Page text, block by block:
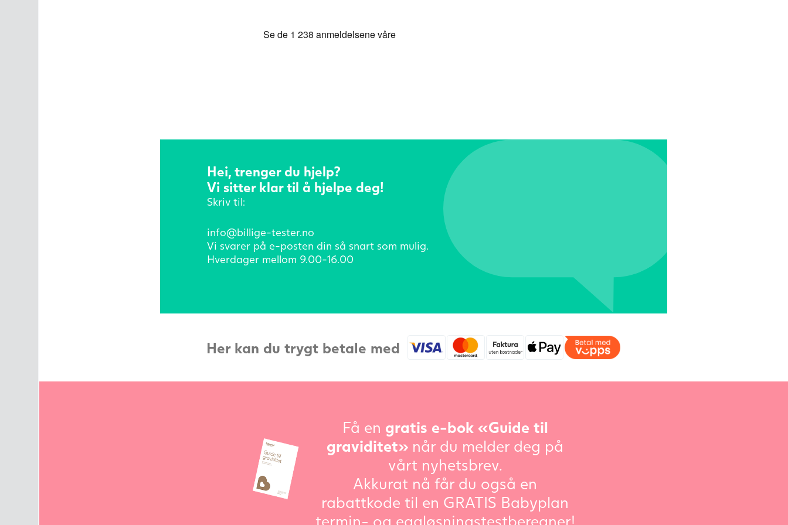
Hei, trenger du hjelp?
Vi sitter klar til å hjelpe deg!
Skriv til:
info@billige-tester.no
Vi svarer på e-posten din så snart som mulig.
Hverdager mellom 9.00-16.00
Her kan du trygt betale med
Få en gratis e-bok «Guide til
graviditet» når du melder deg på
vårt nyhetsbrev.
Akkurat nå får du også en
rabattkode til en GRATIS Babyplan
termin- og eggløsningstestberegner!